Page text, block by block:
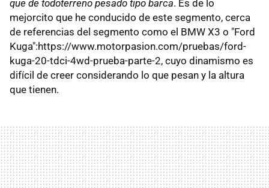
que de todoterreno pesado tipo barca. Es de lo
mejorcito que he conducido de este segmento, cerca
de referencias del segmento como el BMW X3 o "Ford
Kuga":https://www.motorpasion.com/pruebas/ford-
kuga-20-tdci-4wd-prueba-parte-2, cuyo dinamismo es
difícil de creer considerando lo que pesan y la altura
que tienen.